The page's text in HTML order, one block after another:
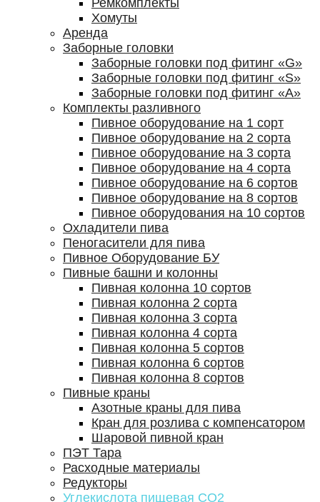
Ремкомплекты
Хомуты
Аренда
Заборные головки
Заборные головки под фитинг «G»
Заборные головки под фитинг «S»
Заборные головки под фитинг «А»
Комплекты разливного
Пивное оборудование на 1 сорт
Пивное оборудование на 2 сорта
Пивное оборудование на 3 сорта
Пивное оборудование на 4 сорта
Пивное оборудование на 6 сортов
Пивное оборудование на 8 сортов
Пивное оборудования на 10 сортов
Охладители пива
Пеногасители для пива
Пивное Оборудование БУ
Пивные башни и колонны
Пивная колонна 10 сортов
Пивная колонна 2 сорта
Пивная колонна 3 сорта
Пивная колонна 4 сорта
Пивная колонна 5 сортов
Пивная колонна 6 сортов
Пивная колонна 8 сортов
Пивные краны
Азотные краны для пива
Кран для розлива с компенсатором
Шаровой пивной кран
ПЭТ Тара
Расходные материалы
Редукторы
Углекислота пищевая СО2